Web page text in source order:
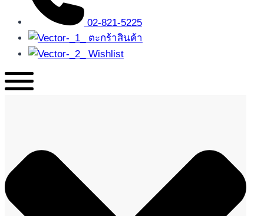
02-821-5225
ตะกร้าสินค้า
Wishlist